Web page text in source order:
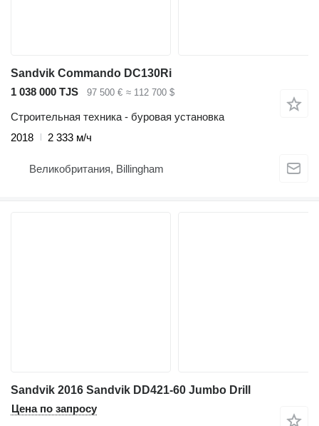
Sandvik Commando DC130Ri
1 038 000 TJS
97 500 € ≈ 112 700 $
Строительная техника - буровая установка
2018
2 333 м/ч
Великобритания, Billingham
Sandvik 2016 Sandvik DD421-60 Jumbo Drill
Цена по запросу